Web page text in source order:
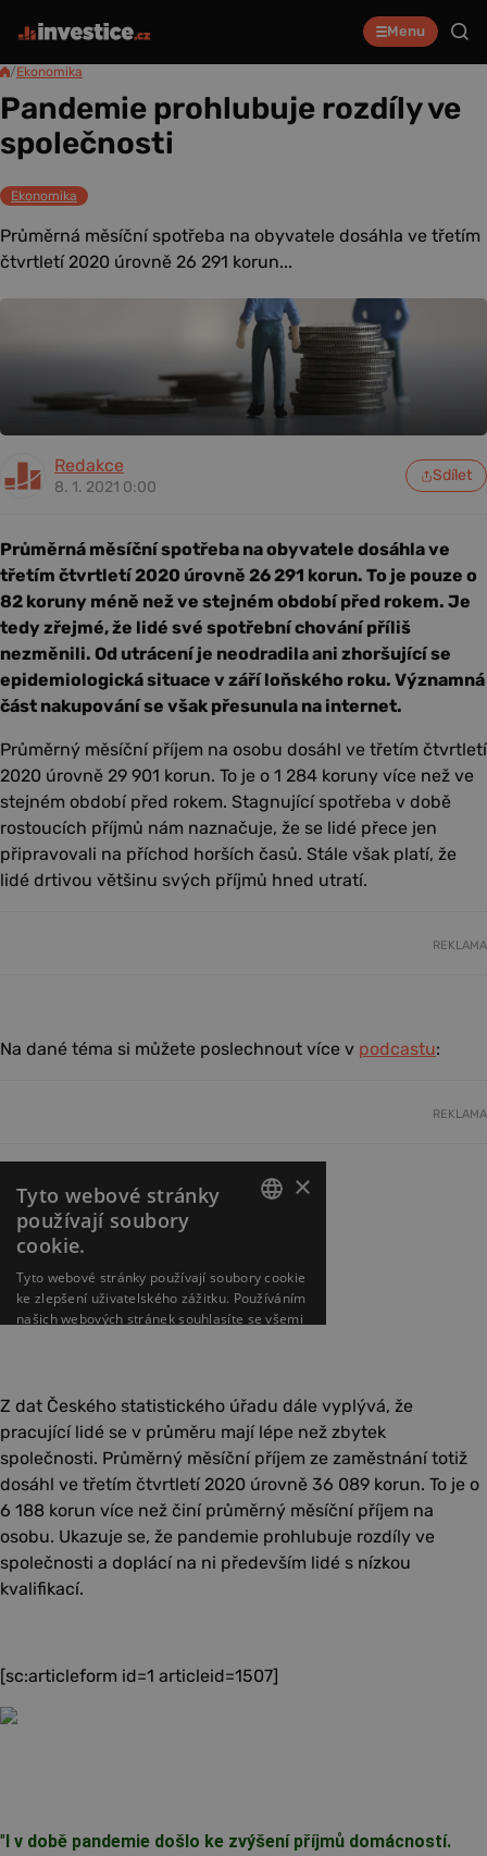
Menu
/Ekonomika
Pandemie prohlubuje rozdíly ve
společnosti
Ekonomika
Průměrná měsíční spotřeba na obyvatele dosáhla ve třetím
čtvrtletí 2020 úrovně 26 291 korun...
Redakce
8. 1. 2021 0:00
Sdílet
Průměrná měsíční spotřeba na obyvatele dosáhla ve
třetím čtvrtletí 2020 úrovně 26 291 korun. To je pouze o
82 koruny méně než ve stejném období před rokem. Je
tedy zřejmé, že lidé své spotřební chování příliš
nezměnili. Od utrácení je neodradila ani zhoršující se
epidemiologická situace v září loňského roku. Významná
část nakupování se však přesunula na internet.
Průměrný měsíční příjem na osobu dosáhl ve třetím čtvrtletí
2020 úrovně 29 901 korun. To je o 1 284 koruny více než ve
stejném období před rokem. Stagnující spotřeba v době
rostoucích příjmů nám naznačuje, že se lidé přece jen
připravovali na příchod horších časů. Stále však platí, že
lidé drtivou většinu svých příjmů hned utratí.
REKLAMA
Na dané téma si můžete poslechnout více v podcastu:
REKLAMA
Z dat Českého statistického úřadu dále vyplývá, že
pracující lidé se v průměru mají lépe než zbytek
společnosti. Průměrný měsíční příjem ze zaměstnání totiž
dosáhl ve třetím čtvrtletí 2020 úrovně 36 089 korun. To je o
6 188 korun více než činí průměrný měsíční příjem na
osobu. Ukazuje se, že pandemie prohlubuje rozdíly ve
společnosti a doplácí na ni především lidé s nízkou
kvalifikací.
[sc:articleform id=1 articleid=1507]
" I v době pandemie došlo ke zvýšení příjmů domácností.